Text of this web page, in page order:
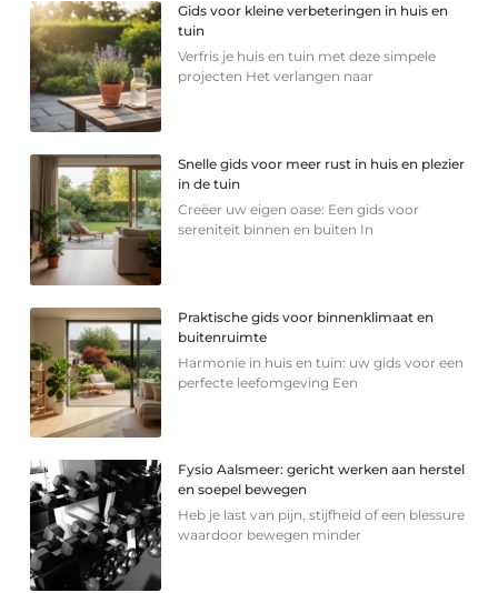
Gids voor kleine verbeteringen in huis en
tuin
Verfris je huis en tuin met deze simpele
projecten Het verlangen naar
Snelle gids voor meer rust in huis en plezier
in de tuin
Creëer uw eigen oase: Een gids voor
sereniteit binnen en buiten In
Praktische gids voor binnenklimaat en
buitenruimte
Harmonie in huis en tuin: uw gids voor een
perfecte leefomgeving Een
Fysio Aalsmeer: gericht werken aan herstel
en soepel bewegen
Heb je last van pijn, stijfheid of een blessure
waardoor bewegen minder